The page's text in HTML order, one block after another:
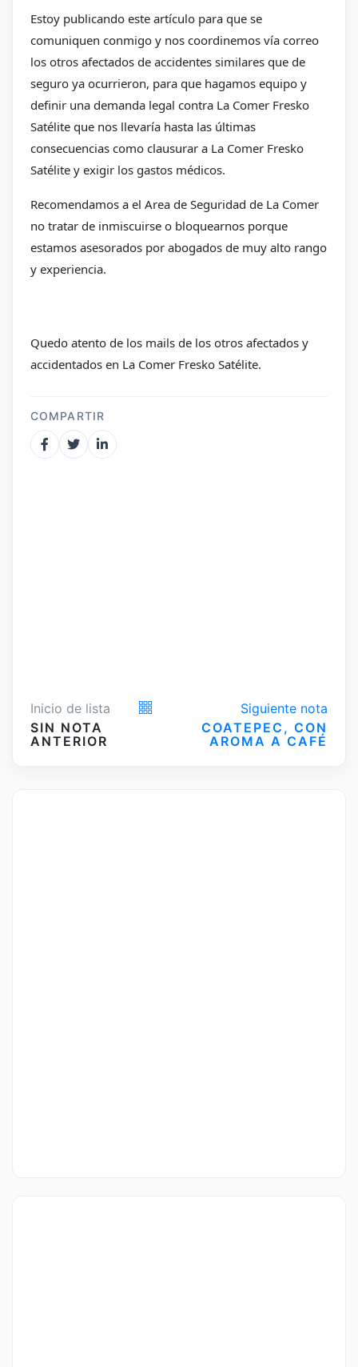
Estoy publicando este artículo para que se
comuniquen conmigo y nos coordinemos vía correo
los otros afectados de accidentes similares que de
seguro ya ocurrieron, para que hagamos equipo y
definir una demanda legal contra La Comer Fresko
Satélite que nos llevaría hasta las últimas
consecuencias como clausurar a La Comer Fresko
Satélite y exigir los gastos médicos.
Recomendamos a el Area de Seguridad de La Comer
no tratar de inmiscuirse o bloquearnos porque
estamos asesorados por abogados de muy alto rango
y experiencia.
Quedo atento de los mails de los otros afectados y
accidentados en La Comer Fresko Satélite.
COMPARTIR
Inicio de lista
SIN NOTA
ANTERIOR
Siguiente nota
COATEPEC, CON
AROMA A CAFÉ